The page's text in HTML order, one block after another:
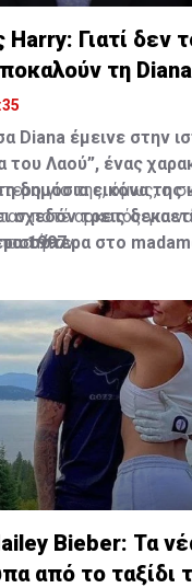
Harry: Γιατί δεν
τη Diana
Diana έμεινε στην
του Λαού”, ένας
δημόσια εικόνα της
σχεδόν τρεις
1997.
γιο της, όμως, ο
ποτέ αρκετός για
ήταν.
στο
Bieber: Τα
από το ταξίδι